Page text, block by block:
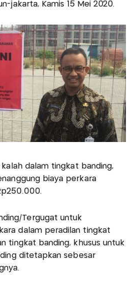
jakarta, Kamis 15 Mei 2020.
kalah dalam tingkat banding,
biaya perkara
Tergugat untuk
dalam peradilan tingkat
tingkat banding, khusus untuk
ditetapkan sebesar